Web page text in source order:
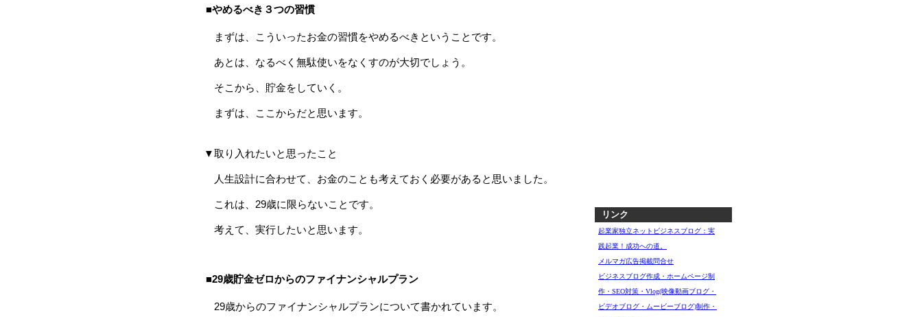
■やめるべき３つの習慣
まずは、こういったお金の習慣をやめるべきということです。
あとは、なるべく無駄使いをなくすのが大切でしょう。
そこから、貯金をしていく。
まずは、ここからだと思います。
▼取り入れたいと思ったこと
人生設計に合わせて、お金のことも考えておく必要があると思いました。
これは、29歳に限らないことです。
考えて、実行したいと思います。
■29歳貯金ゼロからのファイナンシャルプラン
29歳からのファイナンシャルプランについて書かれています。
リンク
起業家独立ネットビジネスブログ：実
践起業！成功への道。
メルマガ広告掲載問合せ
ビジネスブログ作成・ホームページ制
作・SEO対策・Vlog(映像動画ブログ・
ビデオブログ・ムービーブログ)制作・